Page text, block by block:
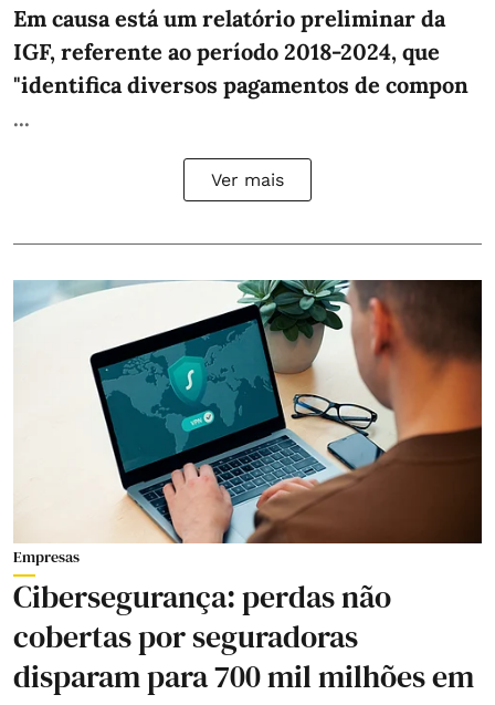
Em causa está um relatório preliminar da
IGF, referente ao período 2018-2024, que
"identifica diversos pagamentos de compon
...
Ver mais
Empresas
Cibersegurança: perdas não
cobertas por seguradoras
disparam para 700 mil milhões em